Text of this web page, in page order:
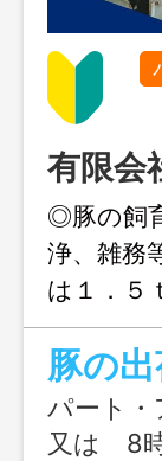
有限
◎豚の飼
浄、雑
は１．
勤日数
可 変更
豚の
パート・
又は 8